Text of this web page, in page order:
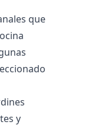
que
y